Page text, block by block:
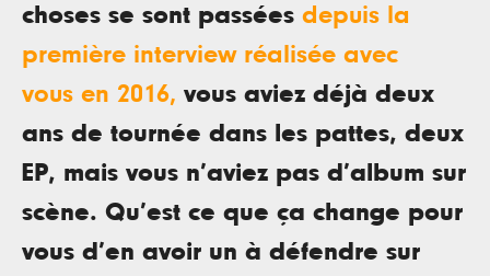
choses se sont passées depuis la
première interview réalisée avec
vous en 2016, vous aviez déjà deux
ans de tournée dans les pattes, deux
EP, mais vous n’aviez pas d’album sur
scène. Qu’est ce que ça change pour
vous d’en avoir un à défendre sur